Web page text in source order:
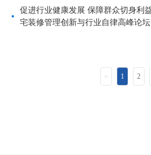
促进行业健康发展 保障群众切身利
宅装修管理创新与行业自律高峰论坛
« 1 2